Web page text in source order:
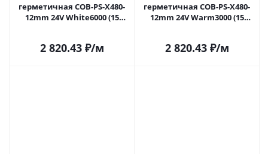
герметичная COB-PS-X480-
12mm 24V White6000 (15
2 820.43₽/м
герметичная COB-PS-X480-
12mm 24V Warm3000 (15
2 820.43₽/м